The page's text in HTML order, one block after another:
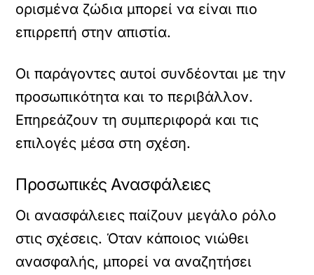
ορισμένα ζώδια μπορεί να είναι πιο
επιρρεπή στην απιστία.
Οι παράγοντες αυτοί συνδέονται με την
προσωπικότητα και το περιβάλλον.
Επηρεάζουν τη συμπεριφορά και τις
επιλογές μέσα στη σχέση.
Προσωπικές Ανασφάλειες
Οι ανασφάλειες παίζουν μεγάλο ρόλο
στις σχέσεις. Όταν κάποιος νιώθει
ανασφαλής, μπορεί να αναζητήσει